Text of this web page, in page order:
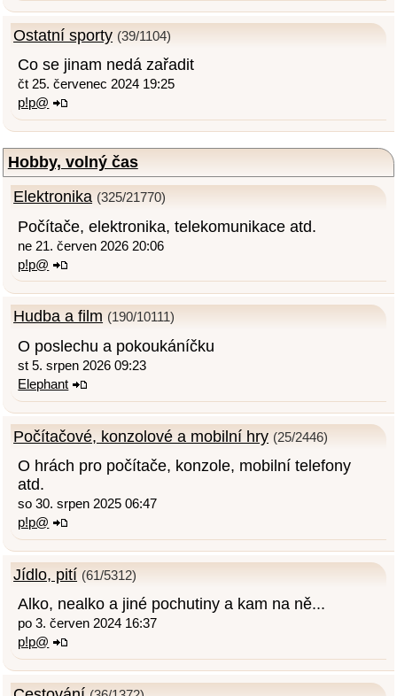
Ostatní sporty (39/1104)
Co se jinam nedá zařadit
čt 25. červenec 2024 19:25
p!p@
Hobby, volný čas
Elektronika (325/21770)
Počítače, elektronika, telekomunikace atd.
ne 21. červen 2026 20:06
p!p@
Hudba a film (190/10111)
O poslechu a pokoukáníčku
st 5. srpen 2026 09:23
Elephant
Počítačové, konzolové a mobilní hry (25/2446)
O hrách pro počítače, konzole, mobilní telefony
atd.
so 30. srpen 2025 06:47
p!p@
Jídlo, pití (61/5312)
Alko, nealko a jiné pochutiny a kam na ně...
po 3. červen 2024 16:37
p!p@